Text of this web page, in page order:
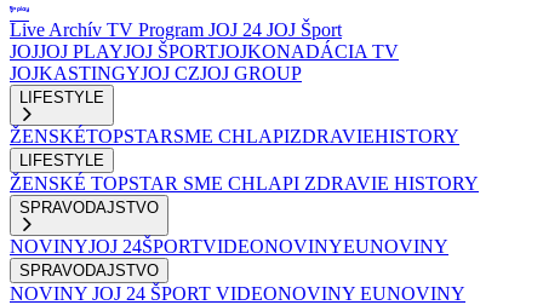
Live Archív TV Program JOJ 24 JOJ Šport
JOJJOJ PLAYJOJ ŠPORTJOJKONADÁCIA TV
JOJKASTINGYJOJ CZJOJ GROUP
LIFESTYLE
ŽENSKÉTOPSTARSME CHLAPIZDRAVIEHISTORY
LIFESTYLE
ŽENSKÉ TOPSTAR SME CHLAPI ZDRAVIE HISTORY
SPRAVODAJSTVO
NOVINYJOJ 24ŠPORTVIDEONOVINYEUNOVINY
SPRAVODAJSTVO
NOVINY JOJ 24 ŠPORT VIDEONOVINY EUNOVINY